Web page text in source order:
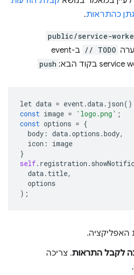
כהתראות.
public/service-
// TODO
ב-event
push
let data = event.data.
const image = 'logo.png'
const options
body: data.options.body
icon: image
self.registration.
data.title
options
לקבל התראות. צריכה